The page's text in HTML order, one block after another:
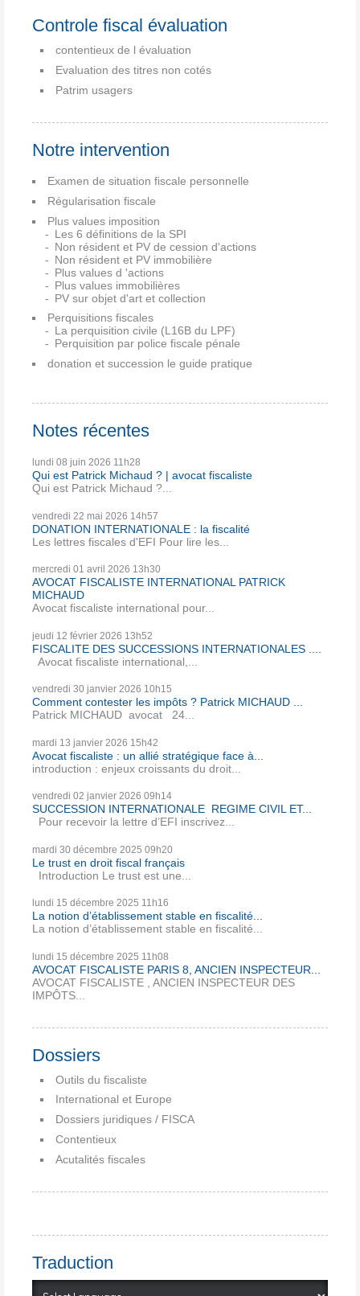
Controle fiscal évaluation
contentieux de l évaluation
Evaluation des titres non cotés
Patrim usagers
Notre intervention
Examen de situation fiscale personnelle
Régularisation fiscale
Plus values imposition
Les 6 définitions de la SPI
Non résident et PV de cession d'actions
Non résident et PV immobilière
Plus values d 'actions
Plus values immobilières
PV sur objet d'art et collection
Perquisitions fiscales
La perquisition civile (L16B du LPF)
Perquisition par police fiscale pénale
donation et succession le guide pratique
Notes récentes
lundi 08 juin 2026 11h28
Qui est Patrick Michaud ? | avocat fiscaliste
Qui est Patrick Michaud ?...
vendredi 22 mai 2026 14h57
DONATION INTERNATIONALE : la fiscalité
Les lettres fiscales d'EFI Pour lire les...
mercredi 01 avril 2026 13h30
AVOCAT FISCALISTE INTERNATIONAL PATRICK
MICHAUD
Avocat fiscaliste international pour...
jeudi 12 février 2026 13h52
FISCALITE DES SUCCESSIONS INTERNATIONALES ....
Avocat fiscaliste international,...
vendredi 30 janvier 2026 10h15
Comment contester les impôts ? Patrick MICHAUD ...
Patrick MICHAUD avocat 24...
mardi 13 janvier 2026 15h42
Avocat fiscaliste : un allié stratégique face à...
introduction : enjeux croissants du droit...
vendredi 02 janvier 2026 09h14
SUCCESSION INTERNATIONALE REGIME CIVIL ET...
Pour recevoir la lettre d’EFI inscrivez...
mardi 30 décembre 2025 09h20
Le trust en droit fiscal français
Introduction Le trust est une...
lundi 15 décembre 2025 11h16
La notion d’établissement stable en fiscalité...
La notion d’établissement stable en fiscalité...
lundi 15 décembre 2025 11h08
AVOCAT FISCALISTE PARIS 8, ANCIEN INSPECTEUR...
AVOCAT FISCALISTE , ANCIEN INSPECTEUR DES
IMPÔTS...
Dossiers
Outils du fiscaliste
International et Europe
Dossiers juridiques / FISCA
Contentieux
Acutalités fiscales
Traduction